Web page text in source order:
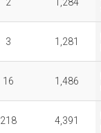
3 1,281
16 1,486
218 4,391